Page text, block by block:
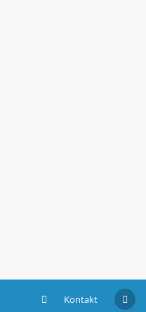
Kontakt